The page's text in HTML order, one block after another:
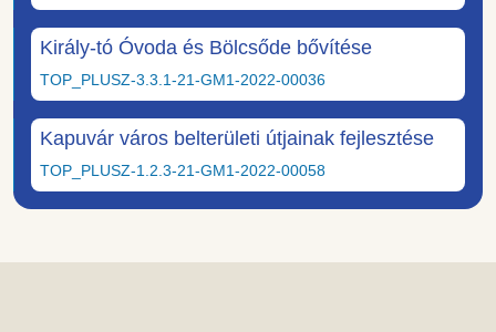
Király-tó Óvoda és Bölcsőde bővítése
TOP_PLUSZ-3.3.1-21-GM1-2022-00036
Kapuvár város belterületi útjainak fejlesztése
TOP_PLUSZ-1.2.3-21-GM1-2022-00058